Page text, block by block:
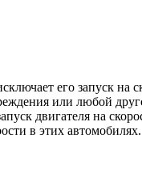
его запуск на
или любой
двигателя на
в этих автомобилях.